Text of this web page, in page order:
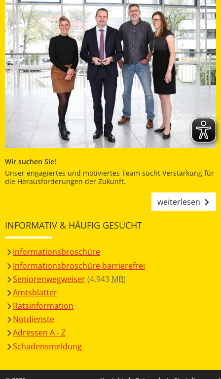
Wir suchen Sie!
Unser engagiertes und motiviertes Team sucht Verstärkung für
die Herausforderungen der Zukunft.
weiterlesen
INFORMATIV & HÄUFIG GESUCHT
Informationsbroschüre
Informationsbroschüre barrierefrei
Seniorenwegweiser(4,943 MB)
Amtsblätter
Ratsinformation
Notdienste
Adressen A - Z
Schadensmeldung